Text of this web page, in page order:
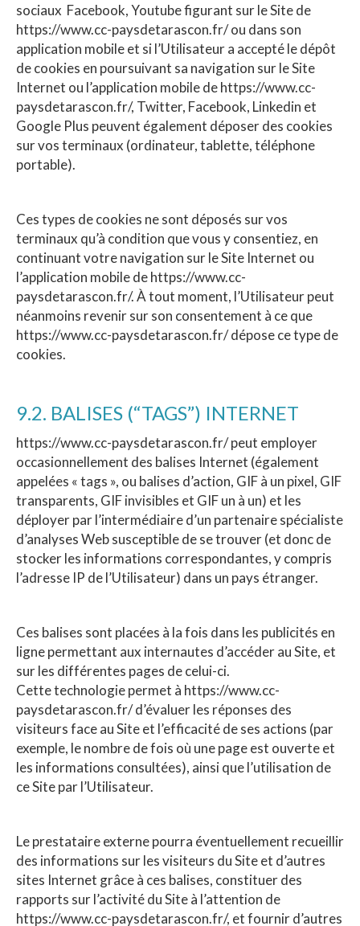
sociaux Facebook, Youtube figurant sur le Site de
https://www.cc-paysdetarascon.fr/ ou dans son
application mobile et si l’Utilisateur a accepté le dépôt
de cookies en poursuivant sa navigation sur le Site
Internet ou l’application mobile de https://www.cc-
paysdetarascon.fr/, Twitter, Facebook, Linkedin et
Google Plus peuvent également déposer des cookies
sur vos terminaux (ordinateur, tablette, téléphone
portable).
Ces types de cookies ne sont déposés sur vos
terminaux qu’à condition que vous y consentiez, en
continuant votre navigation sur le Site Internet ou
l’application mobile de https://www.cc-
paysdetarascon.fr/. À tout moment, l’Utilisateur peut
néanmoins revenir sur son consentement à ce que
https://www.cc-paysdetarascon.fr/ dépose ce type de
cookies.
9.2. BALISES (“TAGS”) INTERNET
https://www.cc-paysdetarascon.fr/ peut employer
occasionnellement des balises Internet (également
appelées « tags », ou balises d’action, GIF à un pixel, GIF
transparents, GIF invisibles et GIF un à un) et les
déployer par l’intermédiaire d’un partenaire spécialiste
d’analyses Web susceptible de se trouver (et donc de
stocker les informations correspondantes, y compris
l’adresse IP de l’Utilisateur) dans un pays étranger.
Ces balises sont placées à la fois dans les publicités en
ligne permettant aux internautes d’accéder au Site, et
sur les différentes pages de celui-ci.
Cette technologie permet à https://www.cc-
paysdetarascon.fr/ d’évaluer les réponses des
visiteurs face au Site et l’efficacité de ses actions (par
exemple, le nombre de fois où une page est ouverte et
les informations consultées), ainsi que l’utilisation de
ce Site par l’Utilisateur.
Le prestataire externe pourra éventuellement recueillir
des informations sur les visiteurs du Site et d’autres
sites Internet grâce à ces balises, constituer des
rapports sur l’activité du Site à l’attention de
https://www.cc-paysdetarascon.fr/, et fournir d’autres